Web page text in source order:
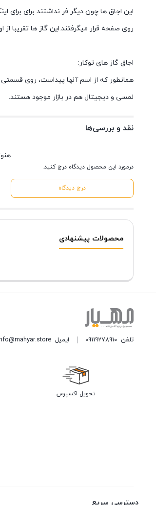
این اجاق ها چون دیگر فر نداشتند برای برای
روی صفحه قرار میگرفتند.این گاز ها تقریبا
اجاق گاز های توکار:
همانطور که از اسم آنها پیداست، روی
لمسی و دیجیتال هم در بازار موجود هستند.
نقد و بررسی‌ها
درمورد این محصول دیدگاه درج کنید.
درج دیدگاه
محصولات پیشنهادی
تلفن09119278910 ایمیل
تحویل اکسپرس